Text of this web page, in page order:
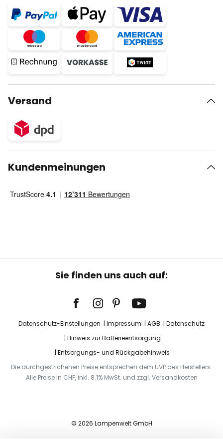
Versand
Kundenmeinungen
Sie finden uns auch auf:
Datenschutz-Einstellungen Impressum AGB
Datenschutz
Hinweis zur Batterieentsorgung
Entsorgungs- und Rückgabehinweis
Die durchgestrichenen Preise entsprechen dem UVP des Herstellers.
Alle Preise in CHF, inkl. 8.1% MwSt. und zzgl. Versandkosten
© 2026 Lampenwelt GmbH